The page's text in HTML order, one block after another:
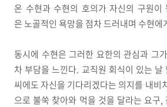
온 수현과 수현의 호의가 자신의 구원
은 노골적인 욕망을 점차 드러내며 수현에
동시에 수현은 그러한 요한의 관심과 그
차 부담을 느낀다. 교직원 회식이 있는
씨에도 자신을 기다리겠다는 의지를 내비
으로 불쑥 찾아와 먹을 것을 달라는 요구,